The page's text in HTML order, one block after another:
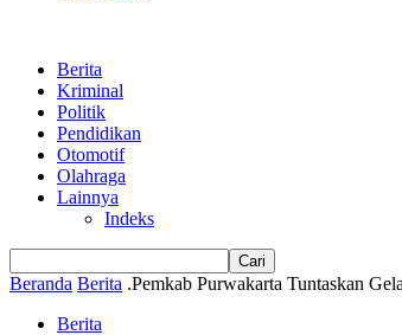
Berita
Kriminal
Politik
Pendidikan
Otomotif
Olahraga
Lainnya
Indeks
Beranda Berita .Pemkab Purwakarta Tuntaskan
Berita